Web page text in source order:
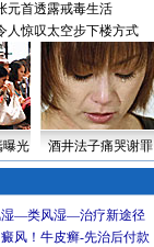
元首透露戒毒生活
人惊叹太空步下楼方式
曝光 酒井法子痛哭谢罪